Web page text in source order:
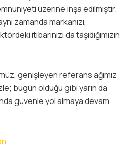
üzerine inşa edilmiştir.
zamanda markanızı,
itibarınızı da taşıdığımızın
genişleyen referans ağımız
bugün olduğu gibi yarın da
güvenle yol almaya devam